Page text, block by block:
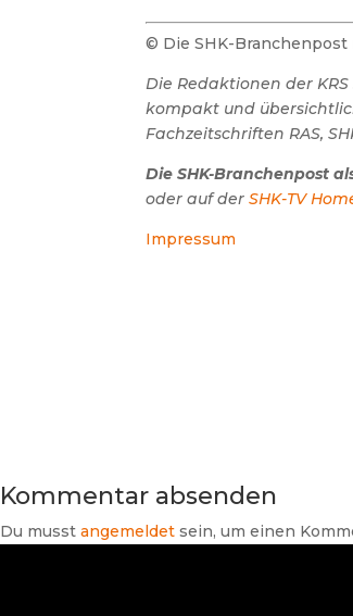
© Die SHK-Branchenpost
Die Redaktionen der
kompakt und
Fachzeitschriften RAS,
Die SHK-Branchenpost
oder auf derSHK-TV
Impressum
Kommentar absenden
Du musst angemeldet sein, um einen